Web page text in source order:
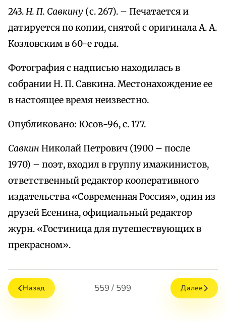
243.Н. П. Савкину (с. 267). – Печатается и
датируется по копии, снятой с оригинала А. А.
Козловским в 60-е годы.
Фотография с надписью находилась в
собрании Н. П. Савкина. Местонахождение ее
в настоящее время неизвестно.
Опубликовано: Юсов-96, с. 177.
Савкин Николай Петрович (1900 – после
1970) – поэт, входил в группу имажинистов,
ответственный редактор кооперативного
издательства «Современная Россия», один из
друзей Есенина, официальный редактор
журн. «Гостиница для путешествующих в
прекрасном».
Назад 559 / 599 Далее